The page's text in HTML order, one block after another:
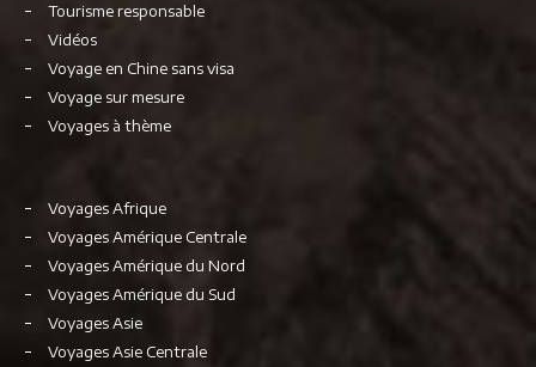
Tourisme responsable
Vidéos
Voyage en Chine sans visa
Voyage sur mesure
Voyages à thème
Voyages Afrique
Voyages Amérique Centrale
Voyages Amérique du Nord
Voyages Amérique du Sud
Voyages Asie
Voyages Asie Centrale